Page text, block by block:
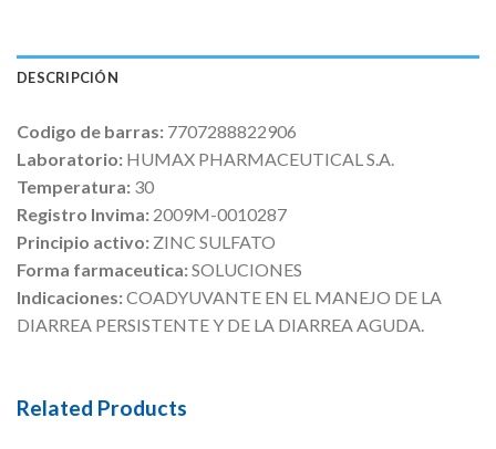
DESCRIPCIÓN
Codigo de barras: 7707288822906
Laboratorio: HUMAX PHARMACEUTICAL S.A.
Temperatura: 30
Registro Invima: 2009M-0010287
Principio activo: ZINC SULFATO
Forma farmaceutica:SOLUCIONES
Indicaciones:COADYUVANTE EN EL MANEJO DE LA
DIARREA PERSISTENTE Y DE LA DIARREA AGUDA.
Related Products